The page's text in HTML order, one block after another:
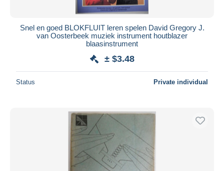
Snel en goed BLOKFLUIT leren spelen David Gregory J.
van Oosterbeek muziek instrument houtblazer
blaasinstrument
± $3.48
Status Private individual